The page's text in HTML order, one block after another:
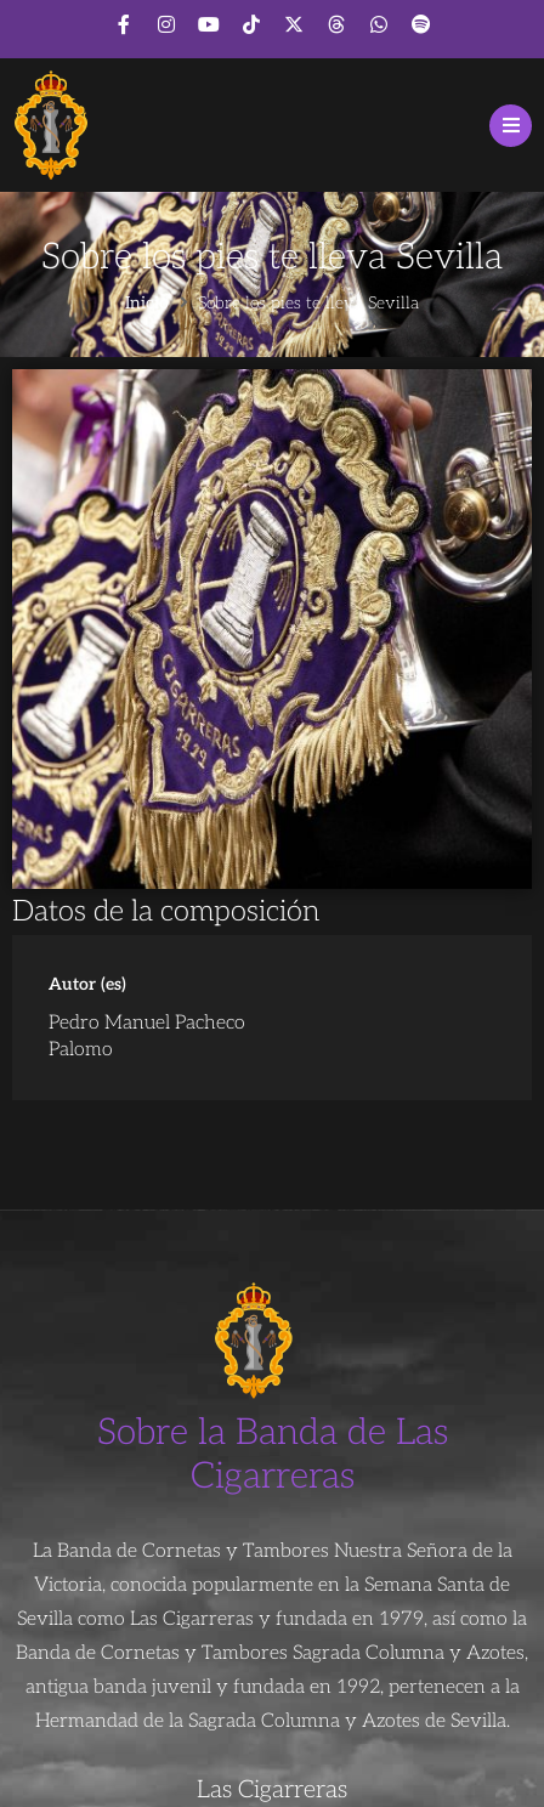
Sobre los pies te lleva Sevilla
Inicio Sobre los pies te lleva Sevilla
Datos de la composición
Autor (es)
Pedro Manuel Pacheco
Palomo
Sobre la Banda de Las
Cigarreras
La Banda de Cornetas y Tambores Nuestra Señora de la
Victoria, conocida popularmente en la Semana Santa de
Sevilla como Las Cigarreras y fundada en 1979, así como la
Banda de Cornetas y Tambores Sagrada Columna y Azotes,
antigua banda juvenil y fundada en 1992, pertenecen a la
Hermandad de la Sagrada Columna y Azotes de Sevilla.
Las Cigarreras